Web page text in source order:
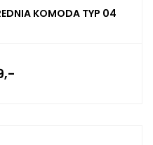
KOMODA TYP 04